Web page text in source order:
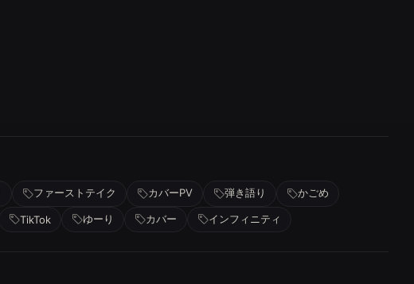
ファーストテイク カバーPV 弾き語り かごめ
TikTok ゆーり カバー インフィニティ